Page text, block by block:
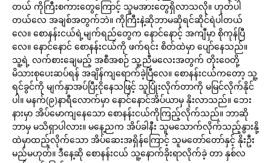
တယ် ကိုကြီးစကားတွေကြောင့် သူမအားတွေရှိလာသလို။ ဟုတ်ပါ
တယ်လေ အချစ်အတွက်ဘဲ။ ကိုကြီးနဲ့ဆိုဘာမဆိုရင်ဆိုင်ရဲပါတယ်
လေ။ စောနန်းငယ်ရဲ့မျက်ရည်တွေက နောင်နောင့် အကျီမှာ စိုကုန်ပြီ
လေ။ နောင်နောင် စောနန်းငယ်ကို ဖက်ရင်း စိတ်ထဲမှာ ပျော်နေသည်။
သူ့ရဲ့ လက်စားချေမည့် အစီအစဉ် သူ့ညီမလေးအတွက် တိုးဝေတို့
မိသားစုပေးဆပ်ရန် အချိန်ကျရောက်ခဲ့ပြီလေ။ စောနန်းငယ်ကတော့ သူ့
ရင်ခွင်ကို မျက်နှာအပ်ပြီးငိုနေသဖြင့် သူပြုံးလိုက်တာကို မမြင်လိုက်နိုင်
ပါ။ မနက်(၉)နာရီလောက်မှာ နောင်နောင်အိပ်ယာမှ နိုးလာသည်။ ဘေး
နားမှာ အိပ်မောကျနေသော စောနန်းငယ်ကိုကြည့်လိုက်သည်။ ဘာဆို
ဘာမှ မသိရှာပါလား။ မနေ့ညက အိပ်ခါနီး သူမသောက်လိုက်သည့်နွားနို့
ထဲမှာထည့်လိုက်သော အိပ်ဆေးအရှိန်ကြောင့် သူမတော်တော်နှင့် နိုးဦး
မည်မဟုတ်။ ဒီနေ့ဆို စောနန်းငယ် သူ့နောက်ခိုးရာလိုက်ခဲ့ တာ နှစ်လ